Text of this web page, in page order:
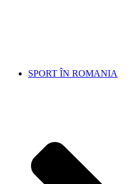
SPORT ÎN ROMANIA